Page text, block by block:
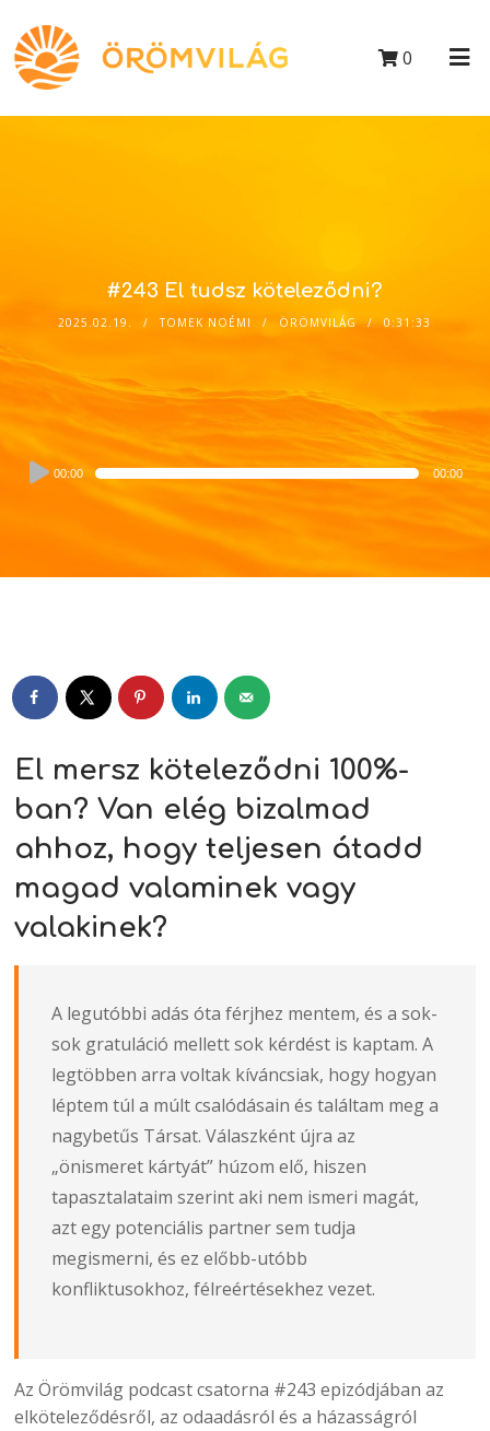
0
#243 El tudsz köteleződni?
2025.02.19. TOMEK NOÉMI ÖRÖMVILÁG 0:31:33
Audio
Player
00:00 00:00
El mersz köteleződni 100%-
ban? Van elég bizalmad
ahhoz, hogy teljesen átadd
magad valaminek vagy
valakinek?
A legutóbbi adás óta férjhez mentem, és a sok-
sok gratuláció mellett sok kérdést is kaptam. A
legtöbben arra voltak kíváncsiak, hogy hogyan
léptem túl a múlt csalódásain és találtam meg a
nagybetűs Társat. Válaszként újra az
„önismeret kártyát” húzom elő, hiszen
tapasztalataim szerint aki nem ismeri magát,
azt egy potenciális partner sem tudja
megismerni, és ez előbb-utóbb
konfliktusokhoz, félreértésekhez vezet.
Az Örömvilág podcast csatorna #243 epizódjában az
elköteleződésről, az odaadásról és a házasságról